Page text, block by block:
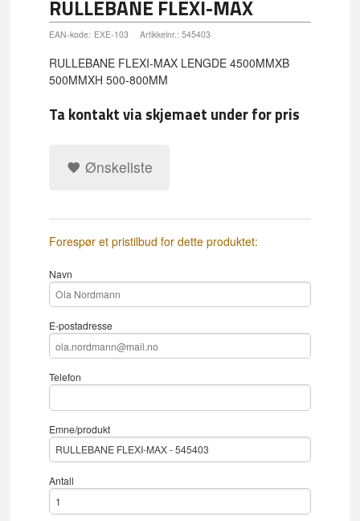
RULLEBANE FLEXI-MAX
EAN-kode: EXE-103 Artikkelnr.: 545403
RULLEBANE FLEXI-MAX LENGDE 4500MMXB
500MMXH 500-800MM
Ta kontakt via skjemaet under for pris
Ønskeliste
Forespør et pristilbud for dette produktet:
Navn
E-postadresse
Telefon
Emne/produkt
Antall